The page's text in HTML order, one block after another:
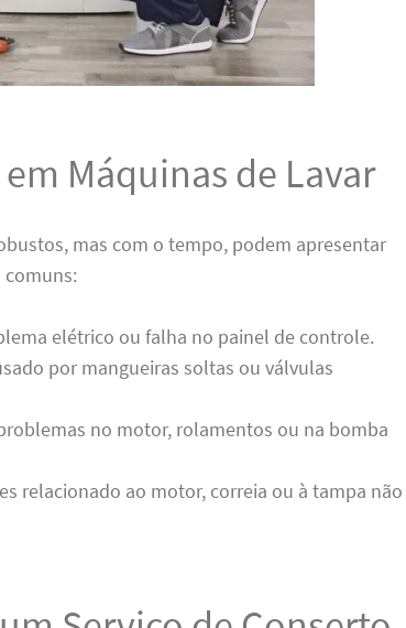
Máquinas de Lavar
mas com o tempo, podem apresentar
elétrico ou falha no painel de controle.
por mangueiras soltas ou válvulas
no motor, rolamentos ou na bomba
relacionado ao motor, correia ou à tampa não